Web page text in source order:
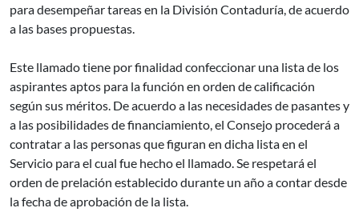
para desempeñar tareas en la División Contaduría, de acuerdo
a las bases propuestas.
Este llamado tiene por finalidad confeccionar una lista de los
aspirantes aptos para la función en orden de calificación
según sus méritos. De acuerdo a las necesidades de pasantes y
a las posibilidades de financiamiento, el Consejo procederá a
contratar a las personas que figuran en dicha lista en el
Servicio para el cual fue hecho el llamado. Se respetará el
orden de prelación establecido durante un año a contar desde
la fecha de aprobación de la lista.